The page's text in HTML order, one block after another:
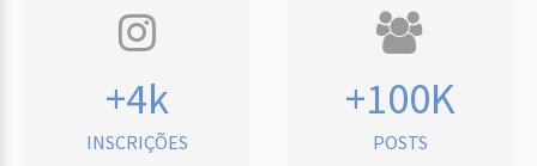
+4k
INSCRIÇÕES
+100K
POSTS